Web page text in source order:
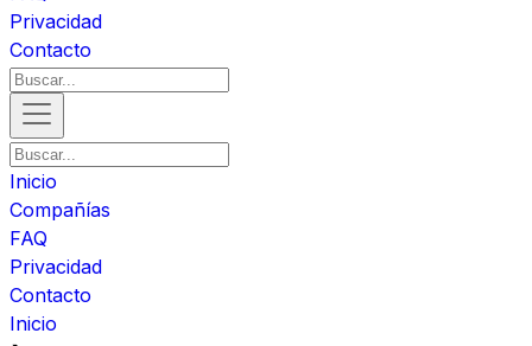
Privacidad
Contacto
Inicio
Compañías
FAQ
Privacidad
Contacto
Inicio